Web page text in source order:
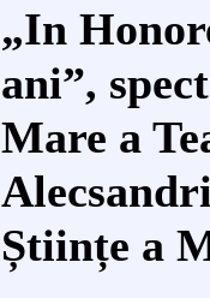
Eşti aici
„In
ani”,
Mare a
Științe a